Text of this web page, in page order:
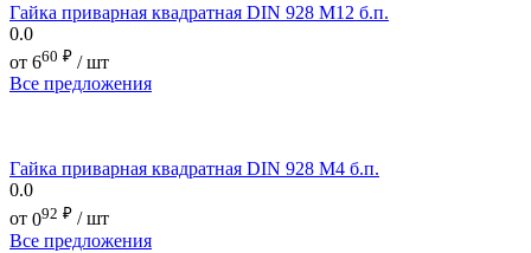
Гайка приварная квадратная DIN 928 М12 б.п.
0.0
от 660 ₽ / шт
Все предложения
Гайка приварная квадратная DIN 928 М4 б.п.
0.0
от 092 ₽ / шт
Все предложения